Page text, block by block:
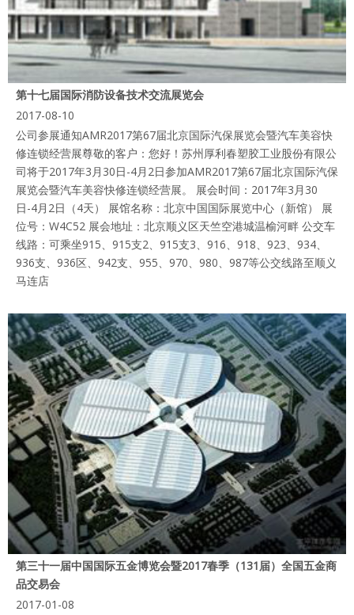
第十七届国际消防设备技术交流展览会
2017-08-10
公司参展通知AMR2017第67届北京国际汽保展览会暨汽车美容快
修连锁经营展尊敬的客户：您好！苏州厚利春塑胶工业股份有限公
司将于2017年3月30日-4月2日参加AMR2017第67届北京国际汽保
展览会暨汽车美容快修连锁经营展。 展会时间：2017年3月30
日-4月2日（4天） 展馆名称：北京中国国际展览中心（新馆） 展
位号：W4C52 展会地址：北京顺义区天竺空港城温榆河畔 公交车
线路：可乘坐915、915支2、915支3、916、918、923、934、
936支、936区、942支、955、970、980、987等公交线路至顺义
马连店
第三十一届中国国际五金博览会暨2017春季（131届）全国五金商
品交易会
2017-01-08